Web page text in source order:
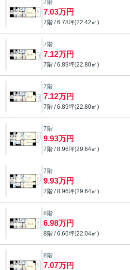
7階
7.03万円
7階 / 6.78坪(22.42㎡)
7階
7.12万円
7階 / 6.89坪(22.80㎡)
7階
7.12万円
7階 / 6.89坪(22.80㎡)
7階
9.93万円
7階 / 8.96坪(29.64㎡)
7階
9.93万円
7階 / 8.96坪(29.64㎡)
8階
6.98万円
8階 / 6.66坪(22.04㎡)
8階
7.07万円